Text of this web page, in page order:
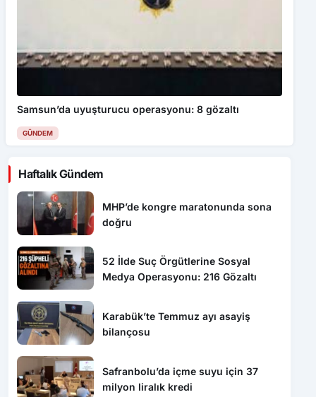
Samsun’da uyuşturucu operasyonu: 8 gözaltı
GÜNDEM
Haftalık Gündem
MHP’de kongre maratonunda sona
doğru
52 İlde Suç Örgütlerine Sosyal
Medya Operasyonu: 216 Gözaltı
Karabük’te Temmuz ayı asayiş
bilançosu
Safranbolu’da içme suyu için 37
milyon liralık kredi